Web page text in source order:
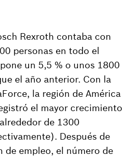
Rexroth contaba con
personas en todo el
un 5,5 % o unos 1800
el año anterior. Con la
la región de América
el mayor crecimiento
de 1300
Después de
de empleo, el número de